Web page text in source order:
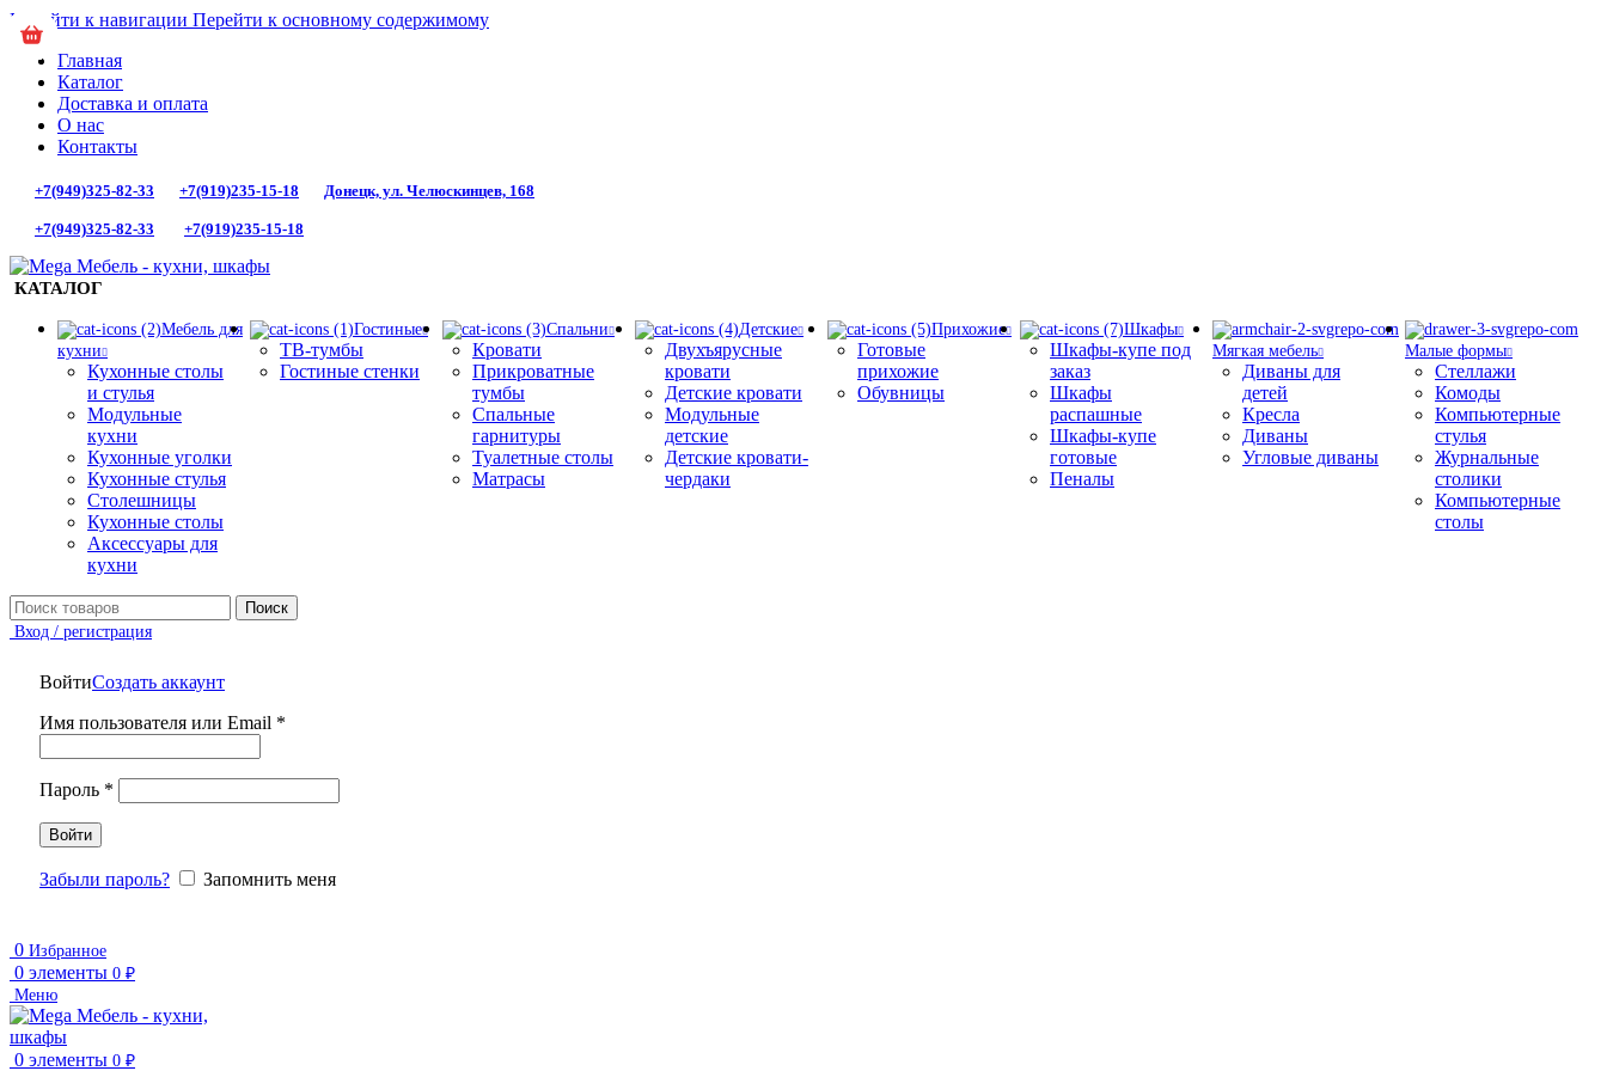
Перейти к навигации Перейти к основному содержимому
Главная
Каталог
Доставка и оплата
О нас
Контакты
+7(949)325-82-33 +7(919)235-15-18 Донецк, ул. Челюскинцев, 168
+7(949)325-82-33 +7(919)235-15-18
КАТАЛОГ
Мебель для
кухни
Кухонные столы
и стулья
Модульные
кухни
Кухонные уголки
Кухонные стулья
Столешницы
Кухонные столы
Аксессуары для
кухни
Гостиные
ТВ-тумбы
Гостиные стенки
Спальни
Кровати
Прикроватные
тумбы
Спальные
гарнитуры
Туалетные столы
Матрасы
Детские
Двухъярусные
кровати
Детские кровати
Модульные
детские
Детские кровати-
чердаки
Прихожие
Готовые
прихожие
Обувницы
Шкафы
Шкафы-купе под
заказ
Шкафы
распашные
Шкафы-купе
готовые
Пеналы
Мягкая мебель
Диваны для
детей
Кресла
Диваны
Угловые диваны
Малые формы
Стеллажи
Комоды
Компьютерные
стулья
Журнальные
столики
Компьютерные
столы
Поиск
Вход / регистрация
ВойтиСоздать аккаунт
Имя пользователя или Email *
Пароль *
Войти
Забыли пароль? Запомнить меня
0 Избранное
0 элементы 0 ₽
Меню
0 элементы 0 ₽